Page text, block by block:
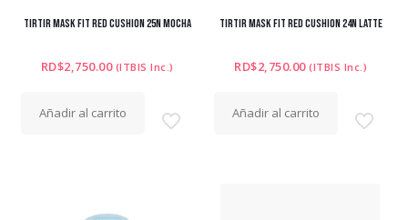
TIRTIR MASK FIT RED CUSHION 25N MOCHA
RD$2,750.00 (ITBIS Inc.)
Añadir al carrito
TIRTIR MASK FIT RED CUSHION 24N LATTE
RD$2,750.00 (ITBIS Inc.)
Añadir al carrito